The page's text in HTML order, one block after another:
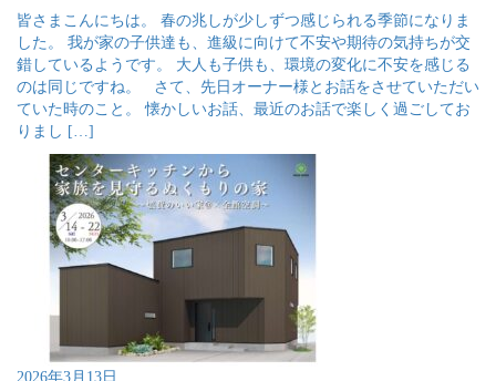
皆さまこんにちは。 春の兆しが少しずつ感じられる季節になりま
した。 我が家の子供達も、進級に向けて不安や期待の気持ちが交
錯しているようです。 大人も子供も、環境の変化に不安を感じる
のは同じですね。 さて、先日オーナー様とお話をさせていただい
ていた時のこと。 懐かしいお話、最近のお話で楽しく過ごしてお
りまし […]
2026年3月13日